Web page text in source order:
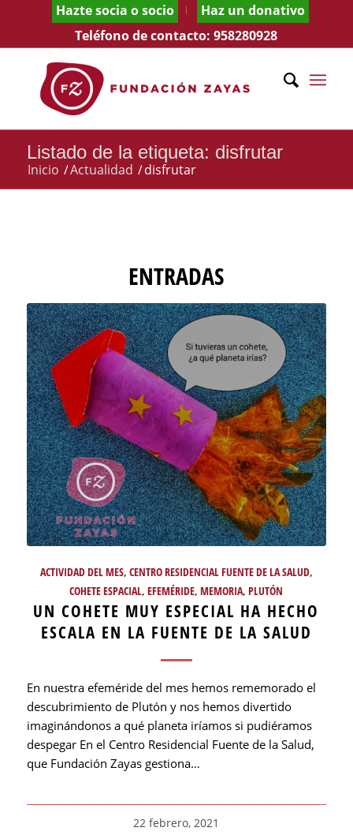
Hazte socia o socio
Haz un donativo
Teléfono de contacto:958280928
Listado de la etiqueta: disfrutar
Inicio /Actualidad /disfrutar
ENTRADAS
ACTIVIDAD DEL MES, CENTRO RESIDENCIAL FUENTE DE LA SALUD,
COHETE ESPACIAL,EFEMÉRIDE,MEMORIA,PLUTÓN
UN COHETE MUY ESPECIAL HA HECHO
ESCALA EN LA FUENTE DE LA SALUD
En nuestra efeméride del mes hemos rememorado el
descubrimiento de Plutón y nos hemos divertido
imaginándonos a qué planeta iríamos si pudiéramos
despegar En el Centro Residencial Fuente de la Salud,
que Fundación Zayas gestiona…
22 febrero, 2021